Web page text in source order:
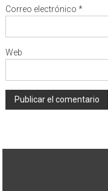
Correo electrónico *
Web